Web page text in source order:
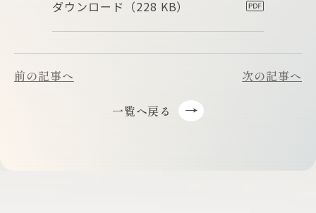
ダウンロード （228 KB）
前の記事へ
一覧へ戻る
次の記事へ